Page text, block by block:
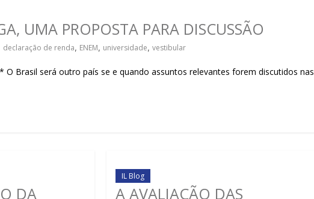
UMA PROPOSTA PARA DISCUSSÃO
declaração de renda, ENEM, universidade, vestibular
* O Brasil será outro país se e quando assuntos relevantes forem discutidos nas
DA
IL Blog
A AVALIAÇÃO DAS